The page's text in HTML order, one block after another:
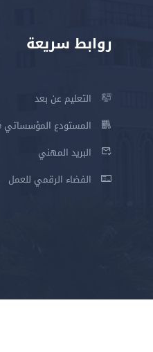
روابط سريعة
التعليم عن بعد
المستودع المؤسساتي DSpace
البريد المهني
الفضاء الرقمي للعمل